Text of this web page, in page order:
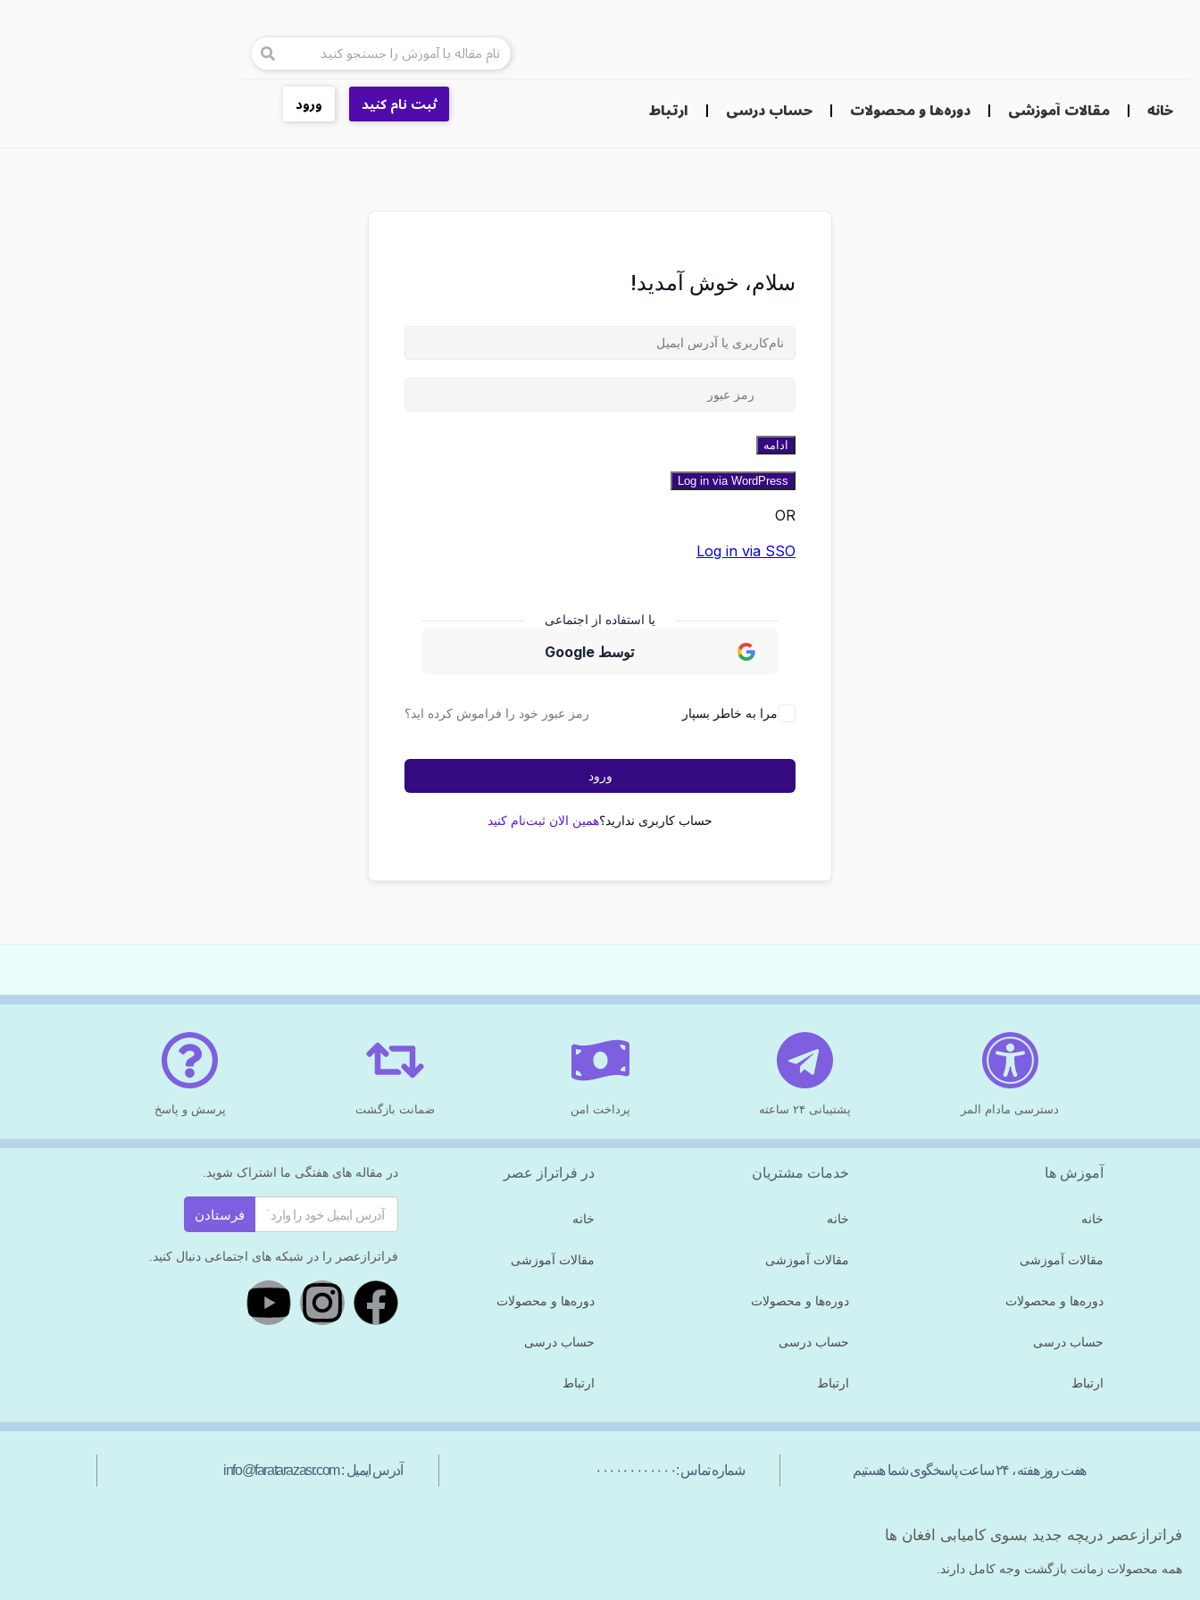
خانه مقالات آموزشی دوره‌ها و محصولات حساب درسی ارتباط ثبت نام کنید ورود
سلام، خوش آمدید!
ادامه
OR
Log in via SSO
توسط Google
یا استفاده از اجتماعی
مرا به خاطر بسپار رمز عبور خود را فراموش کرده اید؟
ورود
حساب کاربری ندارید؟همین الان ثبت‌نام کنید
دسترسی مادام المر پشتیبانی ۲۴ ساعته پرداخت امن ضمانت بازگشت پرسش و پاسخ
آموزش ها
خانه
مقالات آموزشی
دوره‌ها و محصولات
حساب درسی
ارتباط
خدمات مشتریان
خانه
مقالات آموزشی
دوره‌ها و محصولات
حساب درسی
ارتباط
در فراتراز عصر
خانه
مقالات آموزشی
دوره‌ها و محصولات
حساب درسی
ارتباط
در مقاله های هفتگی ما اشتراک شوید.
فرستادن
فراترازعصر را در شبکه های اجتماعی دنبال کنید.
هفت روز هفته ، ۲۴ ساعت پاسخگوی شما هستیم شماره تماس :۰۰۰۰۰۰۰۰۰۰۰۰ آدرس ایمیل : info@faratarazasr.com
فراترازعصر دریچه جدید بسوی کامیابی افغان ها
همه محصولات زمانت بازگشت وجه کامل دارند.